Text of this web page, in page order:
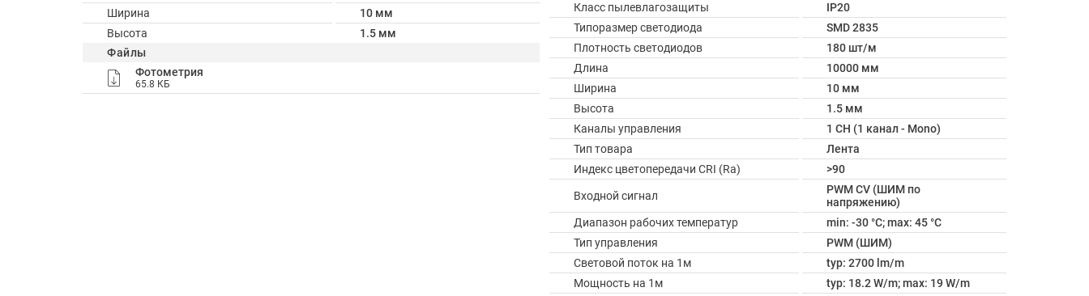
Ширина
10 мм
Высота
1.5 мм
Файлы
Фотометрия
65.8 КБ
Класс пылевлагозащиты
IP20
Типоразмер светодиода
SMD 2835
Плотность светодиодов
180 шт/м
Длина
10000 мм
Ширина
10 мм
Высота
1.5 мм
Каналы управления
1 CH (1 канал - Mono)
Тип товара
Лента
Индекс цветопередачи CRI (Ra)
>90
Входной сигнал
PWM СV (ШИМ по
напряжению)
Диапазон рабочих температур
min: -30 °C; max: 45 °C
Тип управления
PWM (ШИМ)
Световой поток на 1м
typ: 2700 lm/m
Мощность на 1м
typ: 18.2 W/m; max: 19 W/m